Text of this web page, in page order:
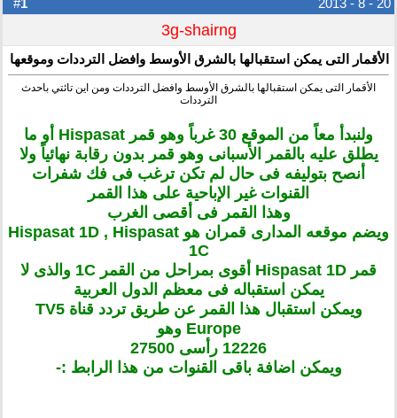
1 20 - 8 - 2013
3g-shairng
الأقمار التى يمكن استقبالها بالشرق الأوسط وافضل الترددات وموقعها
الأقمار التى يمكن استقبالها بالشرق الأوسط وافضل الترددات ومن اين تائتي باحدث
الترددات
ولنبدأ معاً من الموقع 30 غرباً وهو قمر Hispasat أو ما
يطلق عليه بالقمر الأسبانى وهو قمر بدون رقابة نهائياً ولا
أنصح بتوليفه فى حال لم تكن ترغب فى فك شفرات
القنوات غير الإباحية على هذا القمر
وهذا القمر فى أقصى الغرب
ويضم موقعه المدارى قمران هو Hispasat 1D , Hispasat
1C
قمر Hispasat 1D أقوى بمراحل من القمر 1C والذى لا
يمكن استقباله فى معظم الدول العربية
ويمكن استقبال هذا القمر عن طريق تردد قناة TV5
Europe وهو
12226 رأسى 27500
ويمكن اضافة باقى القنوات من هذا الرابط :-